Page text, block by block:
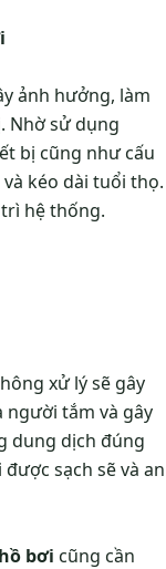
ảnh hưởng, làm
Nhờ sử dụng
bị cũng như cấu
kéo dài tuổi thọ.
hệ thống.
xử lý sẽ gây
người tắm và gây
dung dịch đúng
sạch sẽ và an
bơi cũng cần